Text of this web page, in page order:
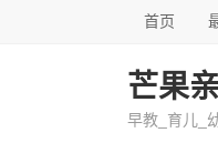
首页
芒果
早教_育儿_